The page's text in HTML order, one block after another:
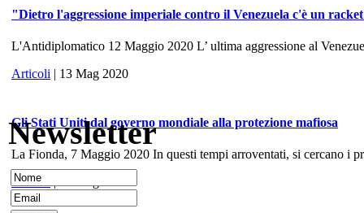
"Dietro l'aggressione imperiale contro il Venezuela c'è un
L'Antidiplomatico 12 Maggio 2020 L’ ultima aggressione al
Articoli | 13 Mag 2020
Gli Stati Uniti dal governo mondiale alla protezione mafiosa
La Fionda, 7 Maggio 2020 In questi tempi arroventati, si cercano i
Articoli
Newsletter